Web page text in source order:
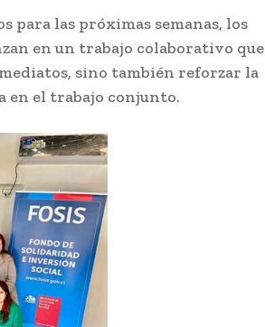
para las próximas semanas, los
en un trabajo colaborativo que
sino también reforzar la
en el trabajo conjunto.